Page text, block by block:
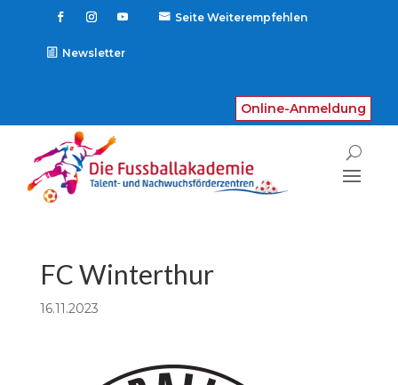
Seite Weiterempfehlen
Newsletter
Online-Anmeldung
FC Winterthur
16.11.2023